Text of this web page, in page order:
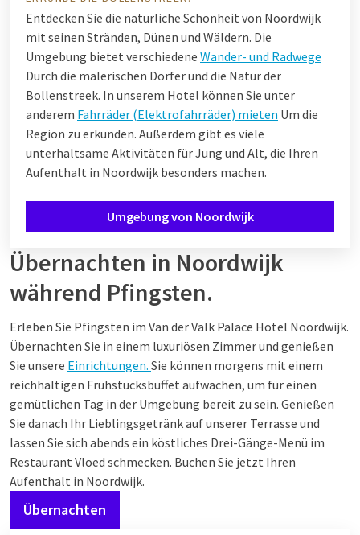
Entdecken Sie die natürliche Schönheit von Noordwijk
mit seinen Stränden, Dünen und Wäldern. Die
Umgebung bietet verschiedene Wander- und Radwege
Durch die malerischen Dörfer und die Natur der
Bollenstreek. In unserem Hotel können Sie unter
anderem Fahrräder (Elektrofahrräder) mieten Um die
Region zu erkunden. Außerdem gibt es viele
unterhaltsame Aktivitäten für Jung und Alt, die Ihren
Aufenthalt in Noordwijk besonders machen.
Umgebung von Noordwijk
Übernachten in Noordwijk
während Pfingsten.
Erleben Sie Pfingsten im Van der Valk Palace Hotel Noordwijk.
Übernachten Sie in einem luxuriösen Zimmer und genießen
Sie unsere Einrichtungen. Sie können morgens mit einem
reichhaltigen Frühstücksbuffet aufwachen, um für einen
gemütlichen Tag in der Umgebung bereit zu sein. Genießen
Sie danach Ihr Lieblingsgetränk auf unserer Terrasse und
lassen Sie sich abends ein köstliches Drei-Gänge-Menü im
Restaurant Vloed schmecken. Buchen Sie jetzt Ihren
Aufenthalt in Noordwijk.
Übernachten